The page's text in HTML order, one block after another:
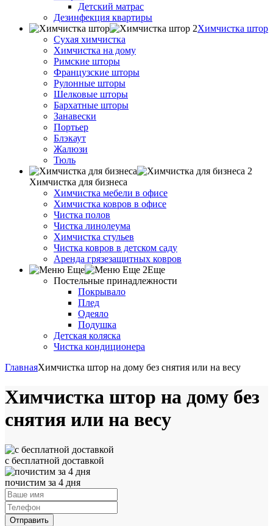
Детский матрас
Дезинфекция квартиры
Химчистка штор
Сухая химчистка
Химчистка на дому
Римские шторы
Французские шторы
Рулонные шторы
Шелковые шторы
Бархатные шторы
Занавески
Портьер
Блэкаут
Жалюзи
Тюль
Химчистка для бизнеса
Химчистка мебели в офисе
Химчистка ковров в офисе
Чистка полов
Чистка линолеума
Химчистка стульев
Чистка ковров в детском саду
Аренда грязезащитных ковров
Еще
Постельные принадлежности
Покрывало
Плед
Одеяло
Подушка
Детская коляска
Чистка кондиционера
ГлавнаяХимчистка штор на дому без снятия или на весу
Химчистка штор на дому без
снятия или на весу
с бесплатной доставкой
почистим за 4 дня
Отправить